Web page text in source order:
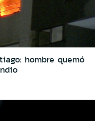
hombre quemó